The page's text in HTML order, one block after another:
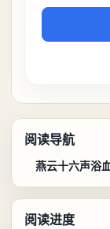
阅读导航
燕云十六声浴
阅读进度